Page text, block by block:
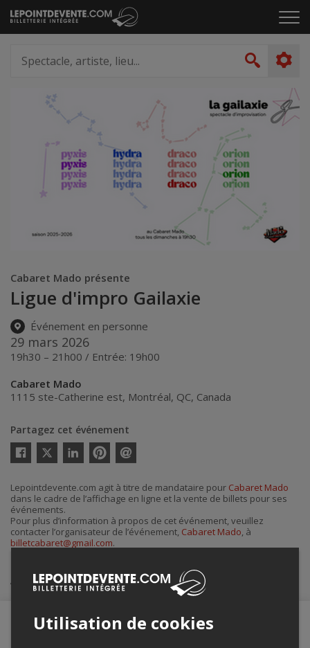
Passer
au
le
artiste,
lieu...
Cabaret Mado présente
Ligue d'impro Gailaxie
Événement en personne
29 mars 2026
19h30 – 21h00 / Entrée: 19h00
Cabaret Mado
1115 ste-Catherine est, Montréal, QC, Canada
Partagez cet événement
Twitter
courriel
Lepointdevente.com agit à titre de mandataire pour Cabaret Mado
dans le cadre de l’affichage en ligne et la vente de billets pour ses
événements.
Pour plus d’information à propos de cet événement, veuillez
contacter l’organisateur de l’événement, Cabaret Mado, à
billetcabaret@gmail.com.
Achat de billets
Utilisation de cookies